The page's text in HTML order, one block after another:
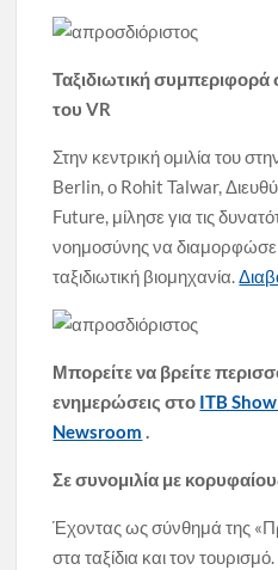
Ταξιδιωτική συμπεριφορά
του VR
Στην κεντρική ομιλία του
Berlin, ο Rohit Talwar,
Future, μίλησε για τις
νοημοσύνης να διαμορφώσει
ταξιδιωτική βιομηχανία.
Μπορείτε να βρείτε
ενημερώσεις στο ITB
Newsroom .
Σε συνομιλία με
Έχοντας ως σύνθημά της
στα ταξίδια και τον